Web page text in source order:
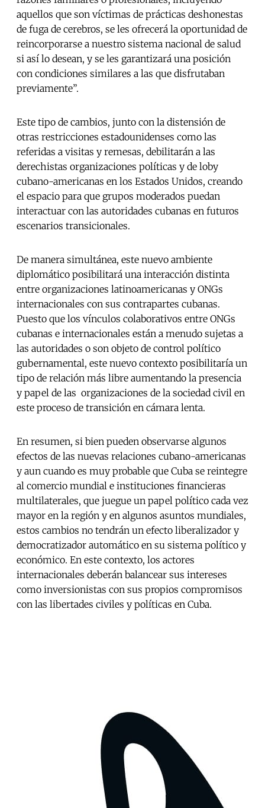
aquellos que son víctimas de prácticas deshonestas
de fuga de cerebros, se les ofrecerá la oportunidad de
reincorporarse a nuestro sistema nacional de salud
si así lo desean, y se les garantizará una posición
con condiciones similares a las que disfrutaban
previamente”.
Este tipo de cambios, junto con la distensión de
otras restricciones estadounidenses como las
referidas a visitas y remesas, debilitarán a las
derechistas organizaciones políticas y de loby
cubano-americanas en los Estados Unidos, creando
el espacio para que grupos moderados puedan
interactuar con las autoridades cubanas en futuros
escenarios transicionales.
De manera simultánea, este nuevo ambiente
diplomático posibilitará una interacción distinta
entre organizaciones latinoamericanas y ONGs
internacionales con sus contrapartes cubanas.
Puesto que los vínculos colaborativos entre ONGs
cubanas e internacionales están a menudo sujetas a
las autoridades o son objeto de control político
gubernamental, este nuevo contexto posibilitaría un
tipo de relación más libre aumentando la presencia
y papel de las organizaciones de la sociedad civil en
este proceso de transición en cámara lenta.
En resumen, si bien pueden observarse algunos
efectos de las nuevas relaciones cubano-americanas
y aun cuando es muy probable que Cuba se reintegre
al comercio mundial e instituciones financieras
multilaterales, que juegue un papel político cada vez
mayor en la región y en algunos asuntos mundiales,
estos cambios no tendrán un efecto liberalizador y
democratizador automático en su sistema político y
económico. En este contexto, los actores
internacionales deberán balancear sus intereses
como inversionistas con sus propios compromisos
con las libertades civiles y políticas en Cuba.